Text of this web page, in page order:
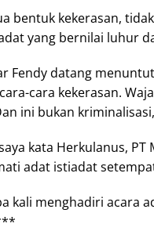
bentuk kekerasan,
yang bernilai luhur
Fendy datang
cara kekerasan.
ini bukan
kata Herkulanus,
adat istiadat
kali menghadiri acara